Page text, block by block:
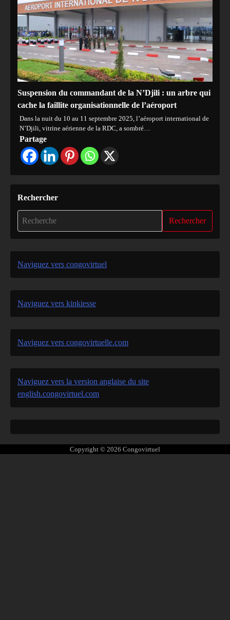
Suspension du commandant de la N’Djili : un arbre qui
cache la faillite organisationnelle de l’aéroport
Dans la nuit du 10 au 11 septembre 2025, l’aéroport international de
N’Djili, vitrine aérienne de la RDC, a sombré…
Partage
Rechercher
Rechercher
Naviguez vers congovirtuel
Naviguez vers kinkiesse
Naviguez vers congovirtuelle.com
Naviguez vers la version anglaise du site
english.congovirtuel.com
Copyright © 2026 Congovirtuel